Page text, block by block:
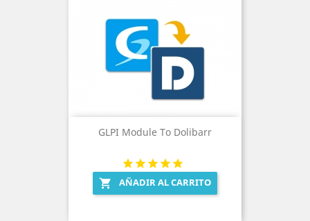
GLPI Module To Dolibarr
 AÑADIR AL CARRITO